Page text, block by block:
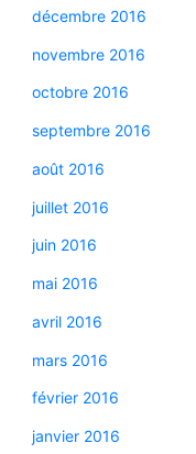
décembre 2016
novembre 2016
octobre 2016
septembre 2016
août 2016
juillet 2016
juin 2016
mai 2016
avril 2016
mars 2016
février 2016
janvier 2016